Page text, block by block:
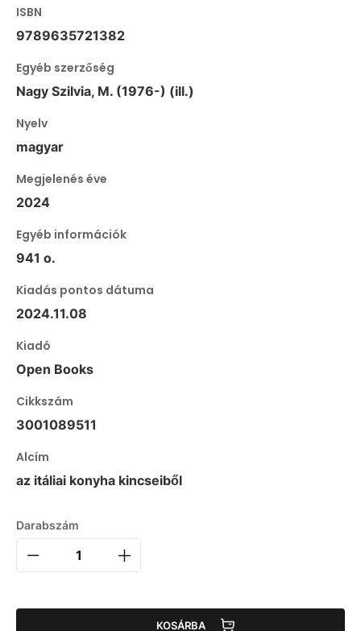
ISBN
9789635721382
Egyéb szerzőség
Nagy Szilvia, M. (1976-) (ill.)
Nyelv
magyar
Megjelenés éve
2024
Egyéb információk
941 o.
Kiadás pontos dátuma
2024.11.08
Kiadó
Open Books
Cikkszám
3001089511
Alcím
az itáliai konyha kincseiből
Darabszám
KOSÁRBA